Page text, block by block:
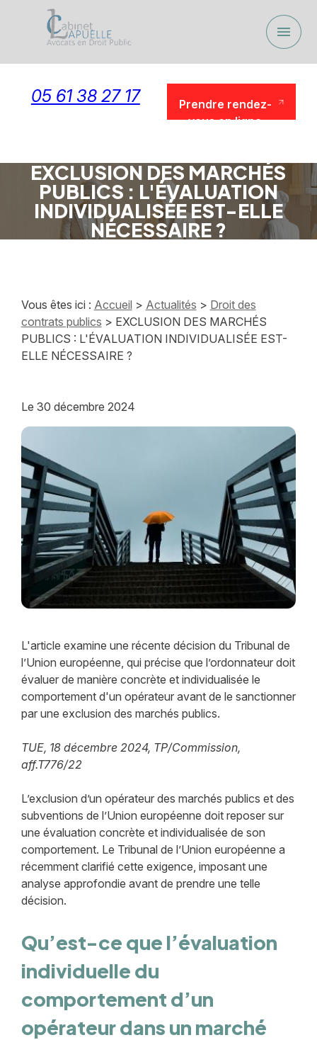
menu
05 61 38 27 17
Prendre rendez-
vous en ligne
EXCLUSION DES MARCHÉS
PUBLICS : L'ÉVALUATION
INDIVIDUALISÉE EST-ELLE
NÉCESSAIRE ?
Vous êtes ici : Accueil > Actualités > Droit des
contrats publics > EXCLUSION DES MARCHÉS
PUBLICS : L'ÉVALUATION INDIVIDUALISÉE EST-
ELLE NÉCESSAIRE ?
Le 30 décembre 2024
L'article examine une récente décision du Tribunal de
l’Union européenne, qui précise que l’ordonnateur doit
évaluer de manière concrète et individualisée le
comportement d'un opérateur avant de le sanctionner
par une exclusion des marchés publics.
TUE, 18 décembre 2024, TP/Commission,
aff.T776/22
L’exclusion d’un opérateur des marchés publics et des
subventions de l’Union européenne doit reposer sur
une évaluation concrète et individualisée de son
comportement. Le Tribunal de l’Union européenne a
récemment clarifié cette exigence, imposant une
analyse approfondie avant de prendre une telle
décision.
Qu’est-ce que l’évaluation
individuelle du
comportement d’un
opérateur dans un marché
Panneau de gestion des cookies